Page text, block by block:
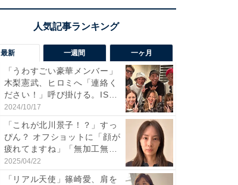
最新 一週間 一ヶ月
「うわすごい豪華メンバー」
木梨憲武、ヒロミへ「連絡く
ださい！」呼び掛ける。IS
S...
2024/10/17
「これが北川景子！？」すっ
ぴん？ オフショットに「顔が
疲れてますね」「無加工無
表...
2025/04/22
「リアル天使」篠崎愛、肩を